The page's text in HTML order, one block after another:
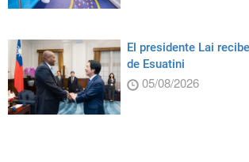
El presidente Lai
de Esuatini
05/08/2026